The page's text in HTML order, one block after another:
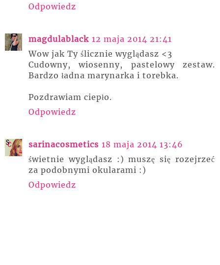
Odpowiedz
magdulablack 12 maja 2014 21:41
Wow jak Ty ślicznie wyglądasz <3
Cudowny, wiosenny, pastelowy zestaw.
Bardzo ładna marynarka i torebka.
Pozdrawiam ciepło.
Odpowiedz
sarinacosmetics 18 maja 2014 13:46
świetnie wyglądasz :) muszę się rozejrzeć
za podobnymi okularami :)
Odpowiedz